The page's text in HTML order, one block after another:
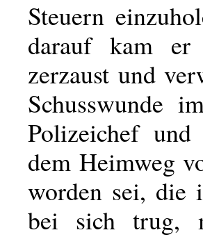
Steuern
darauf kam er
zerzaust und
Schusswunde
Polizeichef
dem Heimweg
worden sei, die
bei sich trug,